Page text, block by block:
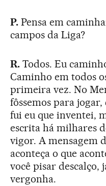
P.Pensa em
campos da Liga?
R.Todos. Eu
Caminho em todos
primeira vez. No
fôssemos para
fui eu que inventei,
escrita há milhares
vigor. A mensagem
aconteça o que
você pisar descalço,
vergonha.